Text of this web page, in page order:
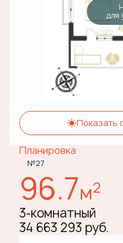
для
Показать
Планировка
№27
96.7м2
3-комнатный
34 663 293 руб.